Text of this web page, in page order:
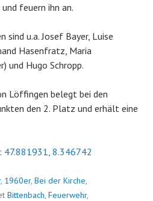
feuern ihn an.
sind u.a. Josef Bayer, Luise
Hasenfratz, Maria
und Hugo Schropp.
Löffingen belegt bei den
den 2. Platz und erhält eine
47.881931, 8.346742
, 1960er, Bei der Kirche,
Bittenbach, Feuerwehr,